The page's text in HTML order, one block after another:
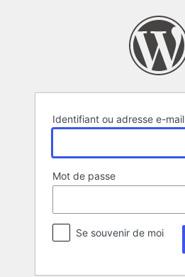
Identifiant ou adresse e-mail
Mot de passe
Se souvenir de moi